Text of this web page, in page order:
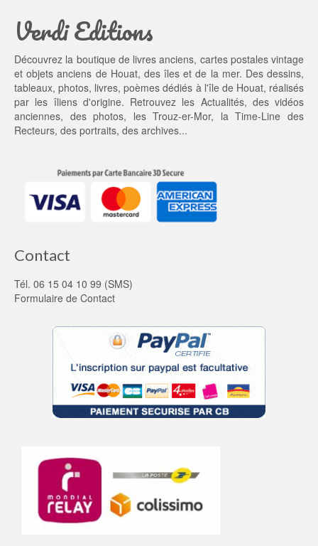
t :
0,
0
0 €.
Verdi Editions
Découvrez la boutique de livres anciens, cartes postales vintage
et objets anciens de Houat, des îles et de la mer. Des dessins,
tableaux, photos, livres, poèmes dédiés à l'île de Houat, réalisés
par les îliens d'origine. Retrouvez les Actualités, des vidéos
anciennes, desphotos, lesTrouz-er-Mor, laTime-Line des
Recteurs, des portraits, des archives...
Contact
Tél. 06 15 04 10 99 (SMS)
Formulaire de Contact